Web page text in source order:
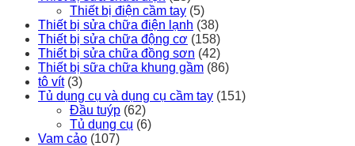
Thiết bị điện cầm tay (5)
Thiết bị sửa chữa điện lạnh (38)
Thiết bị sửa chữa động cơ (158)
Thiết bị sửa chữa đồng sơn (42)
Thiết bị sữa chữa khung gầm (86)
tô vít (3)
Tủ dụng cụ và dụng cụ cầm tay (151)
Đầu tuýp (62)
Tủ dụng cụ (6)
Vam cảo (107)